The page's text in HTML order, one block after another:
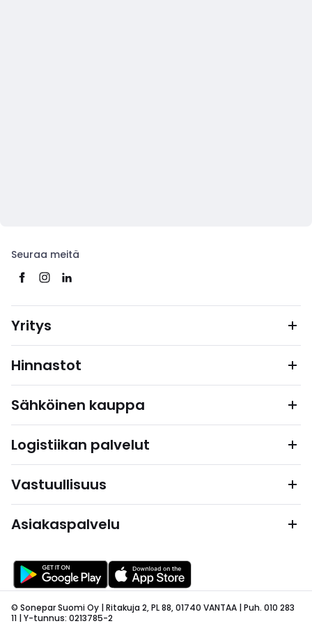
Seuraa meitä
Yritys
Hinnastot
Sähköinen kauppa
Logistiikan palvelut
Vastuullisuus
Asiakaspalvelu
© Sonepar Suomi Oy | Ritakuja 2, PL 88, 01740 VANTAA | Puh. 010 283
11 | Y-tunnus: 0213785-2